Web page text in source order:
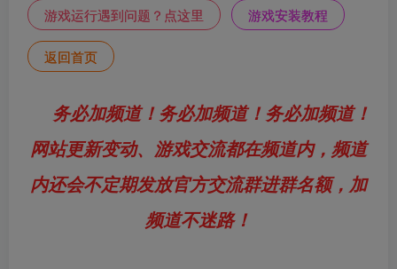
游戏运行遇到问题？点这里 游戏安装教程
返回首页
务必加频道！务必加频道！务必加频道！
网站更新变动、游戏交流都在频道内，频道
内还会不定期发放官方交流群进群名额，加
频道不迷路！